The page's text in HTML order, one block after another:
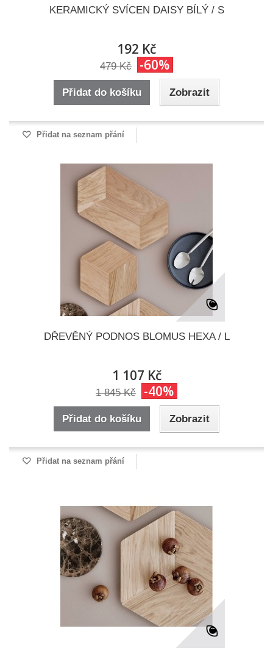
KERAMICKÝ SVÍCEN DAISY BÍLÝ / S
192 Kč
479 Kč -60%
Přidat do košíku Zobrazit
Přidat na seznam přání
DŘEVĚNÝ PODNOS BLOMUS HEXA / L
1 107 Kč
1 845 Kč -40%
Přidat do košíku Zobrazit
Přidat na seznam přání